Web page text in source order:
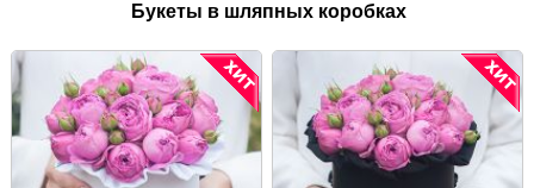
Букеты в шляпных коробках